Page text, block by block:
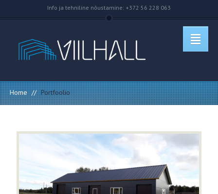
Info ja tehniline nõustamine: +372 56 228 063
Home // Portfoolio